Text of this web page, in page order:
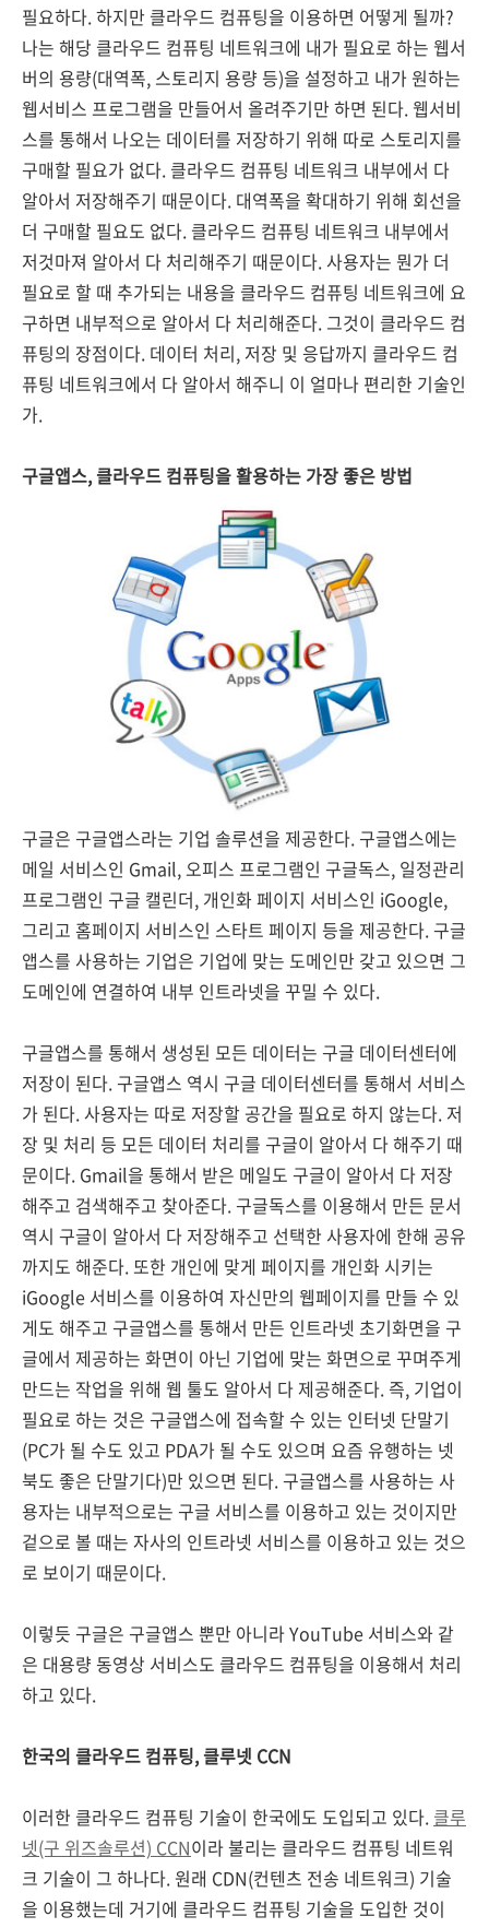
필요하다. 하지만 클라우드 컴퓨팅을 이용하면 어떻게 될까?
나는 해당 클라우드 컴퓨팅 네트워크에 내가 필요로 하는 웹서
버의 용량(대역폭, 스토리지 용량 등)을 설정하고 내가 원하는
웹서비스 프로그램을 만들어서 올려주기만 하면 된다. 웹서비
스를 통해서 나오는 데이터를 저장하기 위해 따로 스토리지를
구매할 필요가 없다. 클라우드 컴퓨팅 네트워크 내부에서 다
알아서 저장해주기 때문이다. 대역폭을 확대하기 위해 회선을
더 구매할 필요도 없다. 클라우드 컴퓨팅 네트워크 내부에서
저것마져 알아서 다 처리해주기 때문이다. 사용자는 뭔가 더
필요로 할 때 추가되는 내용을 클라우드 컴퓨팅 네트워크에 요
구하면 내부적으로 알아서 다 처리해준다. 그것이 클라우드 컴
퓨팅의 장점이다. 데이터 처리, 저장 및 응답까지 클라우드 컴
퓨팅 네트워크에서 다 알아서 해주니 이 얼마나 편리한 기술인
가.
구글앱스, 클라우드 컴퓨팅을 활용하는 가장 좋은 방법
구글은 구글앱스라는 기업 솔루션을 제공한다. 구글앱스에는
메일 서비스인 Gmail, 오피스 프로그램인 구글독스, 일정관리
프로그램인 구글 캘린더, 개인화 페이지 서비스인 iGoogle,
그리고 홈페이지 서비스인 스타트 페이지 등을 제공한다. 구글
앱스를 사용하는 기업은 기업에 맞는 도메인만 갖고 있으면 그
도메인에 연결하여 내부 인트라넷을 꾸밀 수 있다.
구글앱스를 통해서 생성된 모든 데이터는 구글 데이터센터에
저장이 된다. 구글앱스 역시 구글 데이터센터를 통해서 서비스
가 된다. 사용자는 따로 저장할 공간을 필요로 하지 않는다. 저
장 및 처리 등 모든 데이터 처리를 구글이 알아서 다 해주기 때
문이다. Gmail을 통해서 받은 메일도 구글이 알아서 다 저장
해주고 검색해주고 찾아준다. 구글독스를 이용해서 만든 문서
역시 구글이 알아서 다 저장해주고 선택한 사용자에 한해 공유
까지도 해준다. 또한 개인에 맞게 페이지를 개인화 시키는
iGoogle 서비스를 이용하여 자신만의 웹페이지를 만들 수 있
게도 해주고 구글앱스를 통해서 만든 인트라넷 초기화면을 구
글에서 제공하는 화면이 아닌 기업에 맞는 화면으로 꾸며주게
만드는 작업을 위해 웹 툴도 알아서 다 제공해준다. 즉, 기업이
필요로 하는 것은 구글앱스에 접속할 수 있는 인터넷 단말기
(PC가 될 수도 있고 PDA가 될 수도 있으며 요즘 유행하는 넷
북도 좋은 단말기다)만 있으면 된다. 구글앱스를 사용하는 사
용자는 내부적으로는 구글 서비스를 이용하고 있는 것이지만
겉으로 볼 때는 자사의 인트라넷 서비스를 이용하고 있는 것으
로 보이기 때문이다.
이렇듯 구글은 구글앱스 뿐만 아니라 YouTube 서비스와 같
은 대용량 동영상 서비스도 클라우드 컴퓨팅을 이용해서 처리
하고 있다.
한국의 클라우드 컴퓨팅, 클루넷 CCN
이러한 클라우드 컴퓨팅 기술이 한국에도 도입되고 있다. 클루
넷(구 위즈솔루션) CCN이라 불리는 클라우드 컴퓨팅 네트워
크 기술이 그 하나다. 원래 CDN(컨텐츠 전송 네트워크) 기술
을 이용했는데 거기에 클라우드 컴퓨팅 기술을 도입한 것이